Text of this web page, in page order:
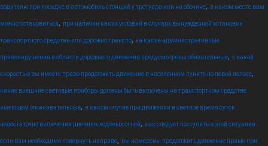
водителю при посадке в автомобиль стоящий у тротуара или на обочине, в каком месте вам
можно остановиться, при наличии каких условий в случаях вынужденной остановки
транспортного средства или дорожно транспо, за какие административные
правонарушения в области дорожного движения предусмотрены обязательные, с какой
скоростью вы имеете право продолжить движение в населенном пункте по левой полосе,
какие внешние световые приборы должны быть включены на транспортном средстве
имеющем опознавательные, в каком случае при движении в светлое время суток
недостаточно включения дневных ходовых огней, как следует поступить в этой ситуации
если вам необходимо повернуть направо, вы намерены продолжить движение прямо при